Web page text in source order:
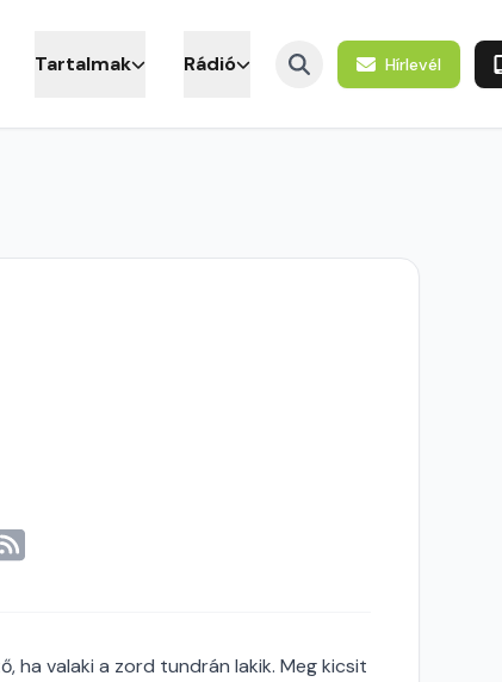
Tartalmak Rádió Hírlevél
ha valaki a zord tundrán lakik. Meg kicsit